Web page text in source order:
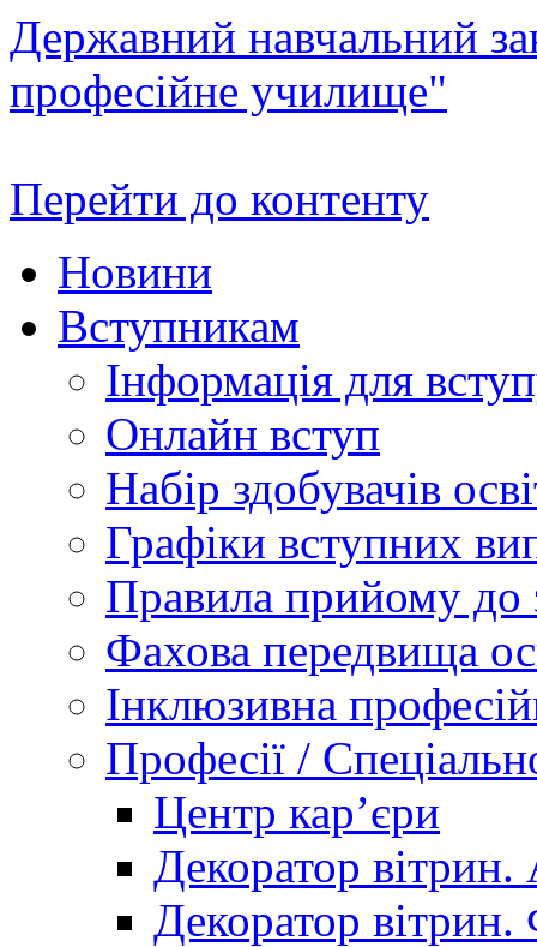
Державний навчальний
професійне училище"
Перейти до контенту
Новини
Вступникам
Інформація для
Онлайн вступ
Набір здобувачів
Графіки вступних
Правила прийому до
Фахова передвища
Інклюзивна
Професії /
Центр кар’єри
Декоратор вітрин.
Декоратор вітрин.